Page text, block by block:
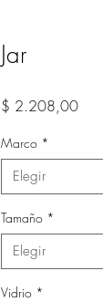
Jar
$ 2.208,00
Marco *
Elegir
Tamaño *
Elegir
Vidrio *